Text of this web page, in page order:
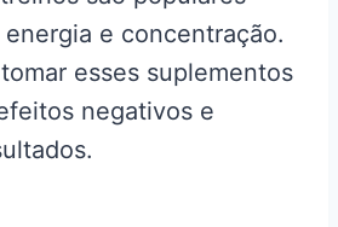
e concentração.
esses suplementos
negativos e